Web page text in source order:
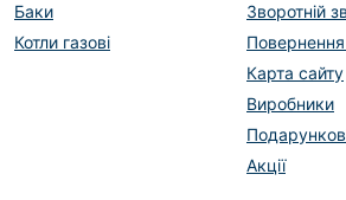
Баки
Котли газові
Зворотній
Карта сайту
Виробники
Акції